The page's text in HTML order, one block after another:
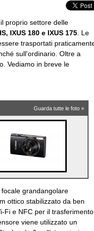
il proprio settore delle
IXUS 180 e IXUS 175 . Le
trasportati
sull'ordinario. Oltre a
Vediamo in breve le
Guarda tutte le foto »
grandangolare
ottico stabilizzato da ben
Fi e NFC per il trasferimento
viene utilizzato un